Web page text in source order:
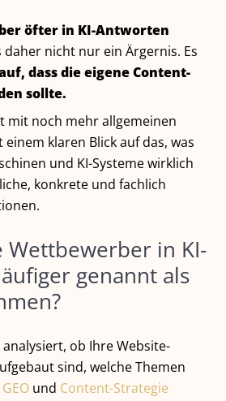
öfter in KI-Antworten
daher nicht nur ein Ärgernis. Es
dass die eigene Content-
sollte.
mit noch mehr allgemeinen
klaren Blick auf das, was
und KI-Systeme wirklich
konkrete und fachlich
Wettbewerber in KI-
genannt als
ob Ihre Website-
sind, welche Themen
und Content-Strategie